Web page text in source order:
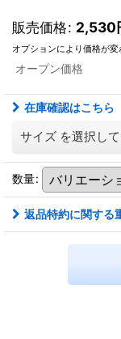
販売価格: 2,530
オプションにより価格が変
オープン価格
在庫確認はこちら
サイズ を選択し
数量:
返品特約に関する